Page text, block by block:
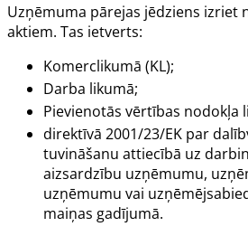
Uzņēmuma pārejas jēdziens izriet
aktiem. Tas ietverts:
Komerclikumā (KL);
Darba likumā;
Pievienotās vērtības nodokļa
direktīvā 2001/23/EK par
tuvināšanu attiecībā uz
aizsardzību uzņēmumu,
uzņēmumu vai
maiņas gadījumā.